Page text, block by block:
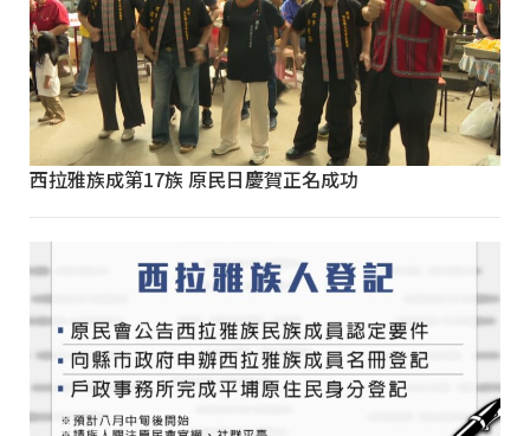
西拉雅族成第17族 原民日慶賀正名成功